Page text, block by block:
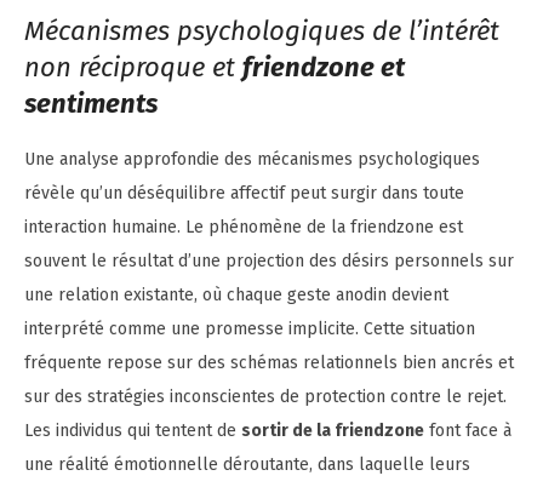
Mécanismes psychologiques de l’intérêt
non réciproque et friendzone et
sentiments
Une analyse approfondie des mécanismes psychologiques
révèle qu’un déséquilibre affectif peut surgir dans toute
interaction humaine. Le phénomène de la friendzone est
souvent le résultat d’une projection des désirs personnels sur
une relation existante, où chaque geste anodin devient
interprété comme une promesse implicite. Cette situation
fréquente repose sur des schémas relationnels bien ancrés et
sur des stratégies inconscientes de protection contre le rejet.
Les individus qui tentent de sortir de la friendzone font face à
une réalité émotionnelle déroutante, dans laquelle leurs